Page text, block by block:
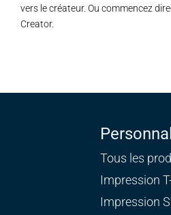
vers le créateur. Ou commencez
Creator.
Tous les
Impression
Impression